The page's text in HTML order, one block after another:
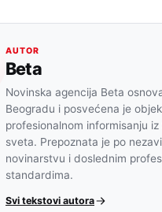
AUTOR
Beta
Novinska agencija Beta
Beogradu i posvećena je
profesionalnom informisanju
sveta. Prepoznata je po
novinarstvu i doslednim
standardima.
Svi tekstovi autora